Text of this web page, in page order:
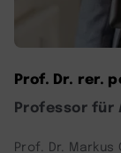
Prof. Dr. rer.
Professor für
Prof. Dr.